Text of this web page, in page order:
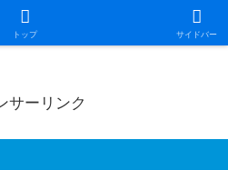
トップ サイドバー
サーリンク